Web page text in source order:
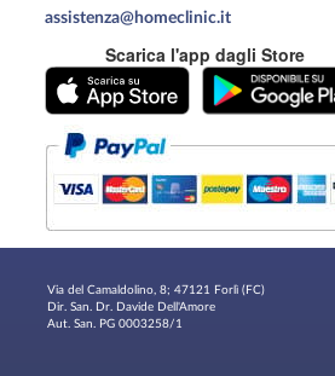
assistenza@homeclinic.it
Scarica l'app dagli Store
Via del Camaldolino, 8; 47121 Forlì (FC)
Dir. San. Dr. Davide Dell'Amore
Aut. San. PG 0003258/1